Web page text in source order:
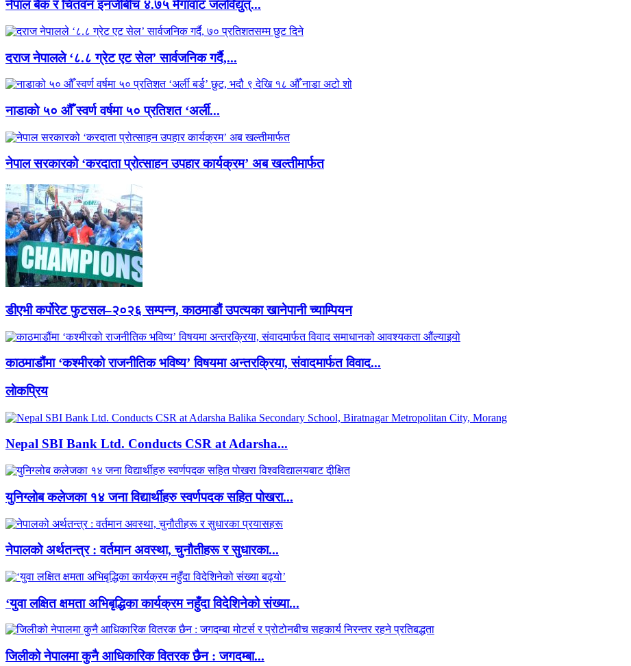
नेपाल बैंक र चितवन इनर्जीबीच ४.७५ मेगावाट जलविद्युत्...
दराज नेपालले ‘८.८ ग्रेट एट सेल’ सार्वजनिक गर्दै,...
नाडाको ५० औँ स्वर्ण वर्षमा ५० प्रतिशत ‘अर्ली...
नेपाल सरकारको ‘करदाता प्रोत्साहन उपहार कार्यक्रम’ अब खल्तीमार्फत
डीएभी कर्पोरेट फुटसल–२०२६ सम्पन्न, काठमाडौं उपत्यका खानेपानी च्याम्पियन
काठमाडौंमा ‘कश्मीरको राजनीतिक भविष्य’ विषयमा अन्तरक्रिया, संवादमार्फत विवाद...
लाेकप्रिय
Nepal SBI Bank Ltd. Conducts CSR at Adarsha...
युनिग्लोब कलेजका १४ जना विद्यार्थीहरु स्वर्णपदक सहित पोखरा...
नेपालको अर्थतन्त्र : वर्तमान अवस्था, चुनौतीहरू र सुधारका...
‘युवा लक्षित क्षमता अभिबृद्धिका कार्यक्रम नहुँदा विदेशिनेको संख्या...
जिलीको नेपालमा कुनै आधिकारिक वितरक छैन : जगदम्बा...